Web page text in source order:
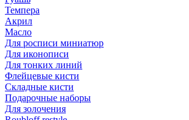
Темпера
Акрил
Масло
Для росписи миниатюр
Для иконописи
Для тонких линий
Флейцевые кисти
Складные кисти
Подарочные наборы
Для золочения